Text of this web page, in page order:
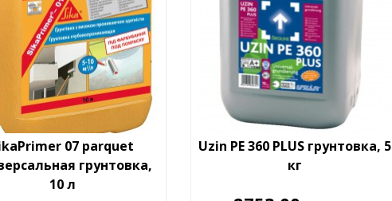
07 parquet
грунтовка,
10 л
Uzin PE 360 PLUS грунтовка, 5
кг